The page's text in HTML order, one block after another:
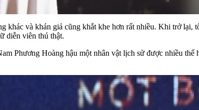
khác và khán giả cũng khắt khe hơn rất nhiều. Khi trở
diễn viên thú thật.
Phương Hoàng hậu một nhân vật lịch sử được nhiều